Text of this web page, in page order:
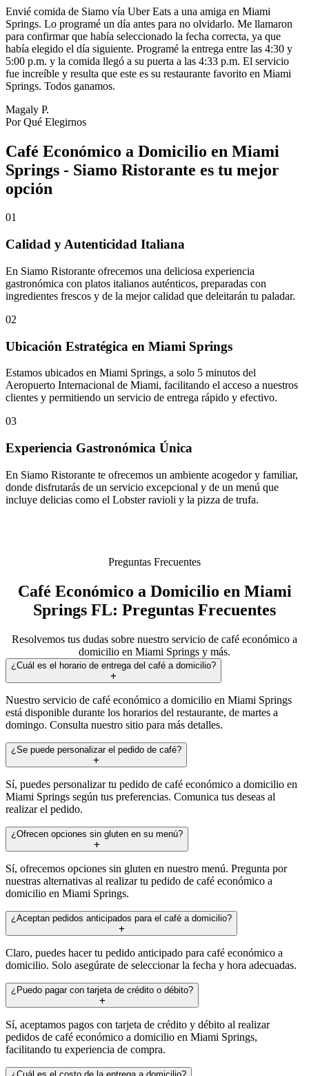
Envié comida de Siamo vía Uber Eats a una amiga en Miami
Springs. Lo programé un día antes para no olvidarlo. Me llamaron
para confirmar que había seleccionado la fecha correcta, ya que
había elegido el día siguiente. Programé la entrega entre las 4:30 y
5:00 p.m. y la comida llegó a su puerta a las 4:33 p.m. El servicio
fue increíble y resulta que este es su restaurante favorito en Miami
Springs. Todos ganamos.
Magaly P.
Por Qué Elegirnos
Café Económico a Domicilio en Miami
Springs - Siamo Ristorante es tu mejor
opción
01
Calidad y Autenticidad Italiana
En Siamo Ristorante ofrecemos una deliciosa experiencia
gastronómica con platos italianos auténticos, preparadas con
ingredientes frescos y de la mejor calidad que deleitarán tu paladar.
02
Ubicación Estratégica en Miami Springs
Estamos ubicados en Miami Springs, a solo 5 minutos del
Aeropuerto Internacional de Miami, facilitando el acceso a nuestros
clientes y permitiendo un servicio de entrega rápido y efectivo.
03
Experiencia Gastronómica Única
En Siamo Ristorante te ofrecemos un ambiente acogedor y familiar,
donde disfrutarás de un servicio excepcional y de un menú que
incluye delicias como el Lobster ravioli y la pizza de trufa.
Preguntas Frecuentes
Café Económico a Domicilio en Miami
Springs FL: Preguntas Frecuentes
Resolvemos tus dudas sobre nuestro servicio de café económico a
domicilio en Miami Springs y más.
¿Cuál es el horario de entrega del café a domicilio?
Nuestro servicio de café económico a domicilio en Miami Springs
está disponible durante los horarios del restaurante, de martes a
domingo. Consulta nuestro sitio para más detalles.
¿Se puede personalizar el pedido de café?
Sí, puedes personalizar tu pedido de café económico a domicilio en
Miami Springs según tus preferencias. Comunica tus deseas al
realizar el pedido.
¿Ofrecen opciones sin gluten en su menú?
Sí, ofrecemos opciones sin gluten en nuestro menú. Pregunta por
nuestras alternativas al realizar tu pedido de café económico a
domicilio en Miami Springs.
¿Aceptan pedidos anticipados para el café a domicilio?
Claro, puedes hacer tu pedido anticipado para café económico a
domicilio. Solo asegúrate de seleccionar la fecha y hora adecuadas.
¿Puedo pagar con tarjeta de crédito o débito?
Sí, aceptamos pagos con tarjeta de crédito y débito al realizar
pedidos de café económico a domicilio en Miami Springs,
facilitando tu experiencia de compra.